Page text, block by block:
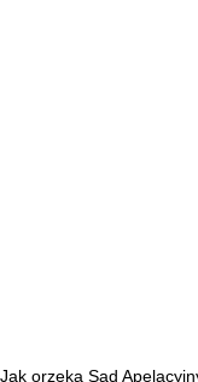
Jak orzeka Sąd